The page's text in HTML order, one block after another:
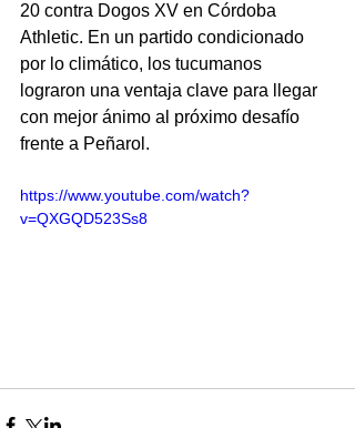
20 contra Dogos XV en Córdoba
Athletic. En un partido condicionado
por lo climático, los tucumanos
lograron una ventaja clave para llegar
con mejor ánimo al próximo desafío
frente a Peñarol.
https://www.youtube.com/watch?
v=QXGQD523Ss8